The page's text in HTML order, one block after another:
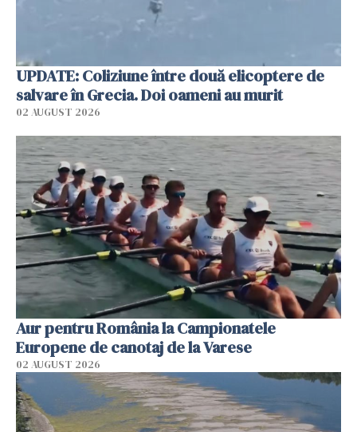
UPDATE: Coliziune între două elicoptere de
salvare în Grecia. Doi oameni au murit
02 AUGUST 2026
Aur pentru România la Campionatele
Europene de canotaj de la Varese
02 AUGUST 2026